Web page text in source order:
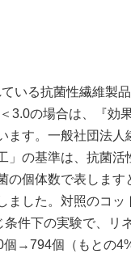
いる抗菌性繊維製
3.0の場合は、『効
ます。一般社団法
」の基準は、抗菌
の個体数で表しま
ました。対照のコ
件下の実験で、
→794個（もとの